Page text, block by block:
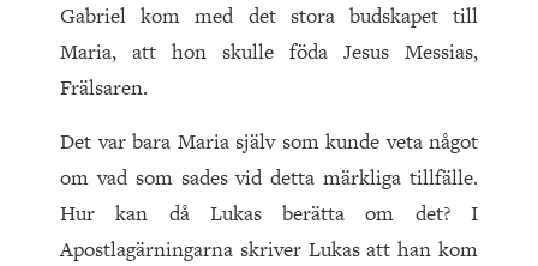
Gabriel kom med det stora budskapet till
Maria, att hon skulle föda Jesus Messias,
Frälsaren.
Det var bara Maria själv som kunde veta något
om vad som sades vid detta märkliga tillfälle.
Hur kan då Lukas berätta om det? I
Apostlagärningarna skriver Lukas att han kom